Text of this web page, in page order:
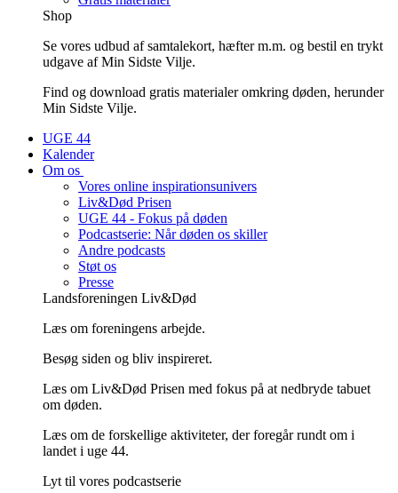
Shop
Se vores udbud af samtalekort, hæfter m.m. og bestil en trykt
udgave af Min Sidste Vilje.
Find og download gratis materialer omkring døden, herunder
Min Sidste Vilje.
UGE 44
Kalender
Om os
Vores online inspirationsunivers
Liv&Død Prisen
UGE 44 - Fokus på døden
Podcastserie: Når døden os skiller
Andre podcasts
Støt os
Presse
Landsforeningen Liv&Død
Læs om foreningens arbejde.
Besøg siden og bliv inspireret.
Læs om Liv&Død Prisen med fokus på at nedbryde tabuet
om døden.
Læs om de forskellige aktiviteter, der foregår rundt om i
landet i uge 44.
Lyt til vores podcastserie